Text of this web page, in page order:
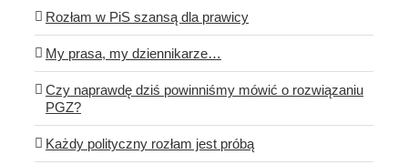
Rozłam w PiS szansą dla prawicy
My prasa, my dziennikarze…
Czy naprawdę dziś powinniśmy mówić o rozwiązaniu
PGZ?
Każdy polityczny rozłam jest próbą